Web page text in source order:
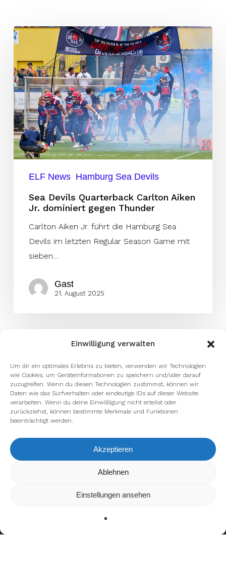
Einwilligung verwalten
Um dir ein optimales Erlebnis zu bieten, verwenden wir Technologien
wie Cookies, um Geräteinformationen zu speichern und/oder darauf
zuzugreifen. Wenn du diesen Technologien zustimmst, können wir
Daten wie das Surfverhalten oder eindeutige IDs auf dieser Website
verarbeiten. Wenn du deine Einwillligung nicht erteilst oder
zurückziehst, können bestimmte Merkmale und Funktionen
beeinträchtigt werden.
Akzeptieren
Ablehnen
Einstellungen ansehen
Sea
Devils
Quarterback
Carlton
Aiken
Jr.
dominiert
gegen
Thunder
ELF News Hamburg Sea Devils
Sea Devils Quarterback Carlton Aiken
Jr. dominiert gegen Thunder
Carlton Aiken Jr. führt die Hamburg Sea
Devils im letzten Regular Season Game mit
sieben…
Gast
21. August 2025
Wir verwenden Cookies, um dir die bestmögliche Erfahrung auf
kannst du erfahren, welche Cookies wir
verwenden oder sie ausschalten.